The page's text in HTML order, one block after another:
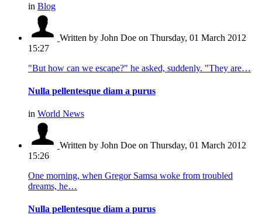
in Blog
Written by John Doe on Thursday, 01 March 2012
15:27
"But how can we escape?" he asked, suddenly. "They are…
Nulla pellentesque diam a purus
in World News
Written by John Doe on Thursday, 01 March 2012
15:26
One morning, when Gregor Samsa woke from troubled
dreams, he…
Nulla pellentesque diam a purus